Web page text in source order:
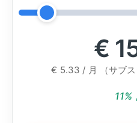
€
€ 5.33 / 月 （サブス
11%